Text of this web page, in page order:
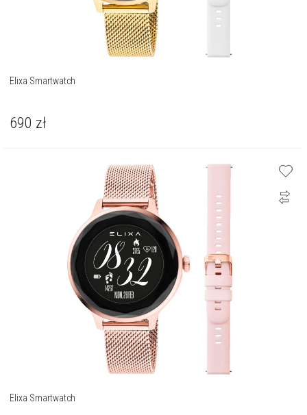
Elixa Smartwatch
690 zł
Elixa Smartwatch